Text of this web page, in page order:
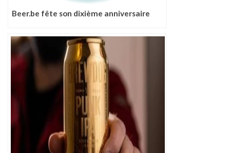
Beer.be fête son dixième anniversaire